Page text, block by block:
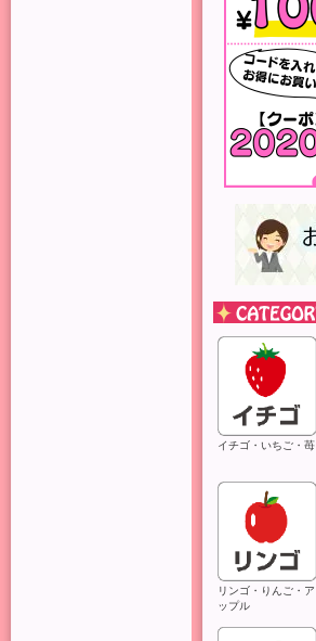
イチゴ・いちご・苺
リンゴ・りんご・ア
ップル